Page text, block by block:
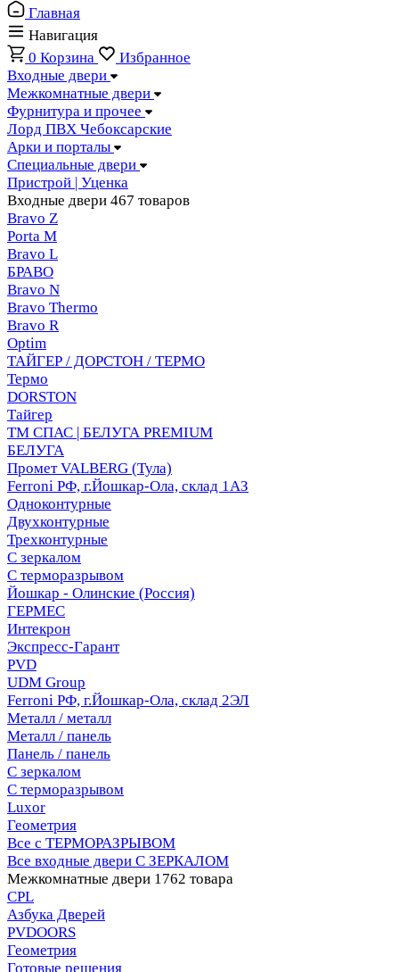
Главная
Навигация
0 Корзина
Избранное
Входные двери
Межкомнатные двери
Фурнитура и прочее
Лорд ПВХ Чебоксарские
Арки и порталы
Специальные двери
Пристрой | Уценка
Входные двери 467 товаров
Bravo Z
Porta М
Bravo L
БРАВО
Bravo N
Bravo Thermo
Bravo R
Optim
ТАЙГЕР / ДОРСТОН / ТЕРМО
Термо
DORSTON
Тайгер
ТМ СПАС | БЕЛУГА PREMIUM
БЕЛУГА
Промет VALBERG (Тула)
Ferroni РФ, г.Йошкар-Ола, склад 1АЗ
Одноконтурные
Двухконтурные
Трехконтурные
С зеркалом
С терморазрывом
Йошкар - Олинские (Россия)
ГЕРМЕС
Интекрон
Экспресс-Гарант
PVD
UDM Group
Ferroni РФ, г.Йошкар-Ола, склад 2ЭЛ
Металл / металл
Металл / панель
Панель / панель
С зеркалом
С терморазрывом
Luxor
Геометрия
Все с ТЕРМОРАЗРЫВОМ
Все входные двери С ЗЕРКАЛОМ
Межкомнатные двери 1762 товара
CPL
Азбука Дверей
PVDOORS
Геометрия
Готовые решения